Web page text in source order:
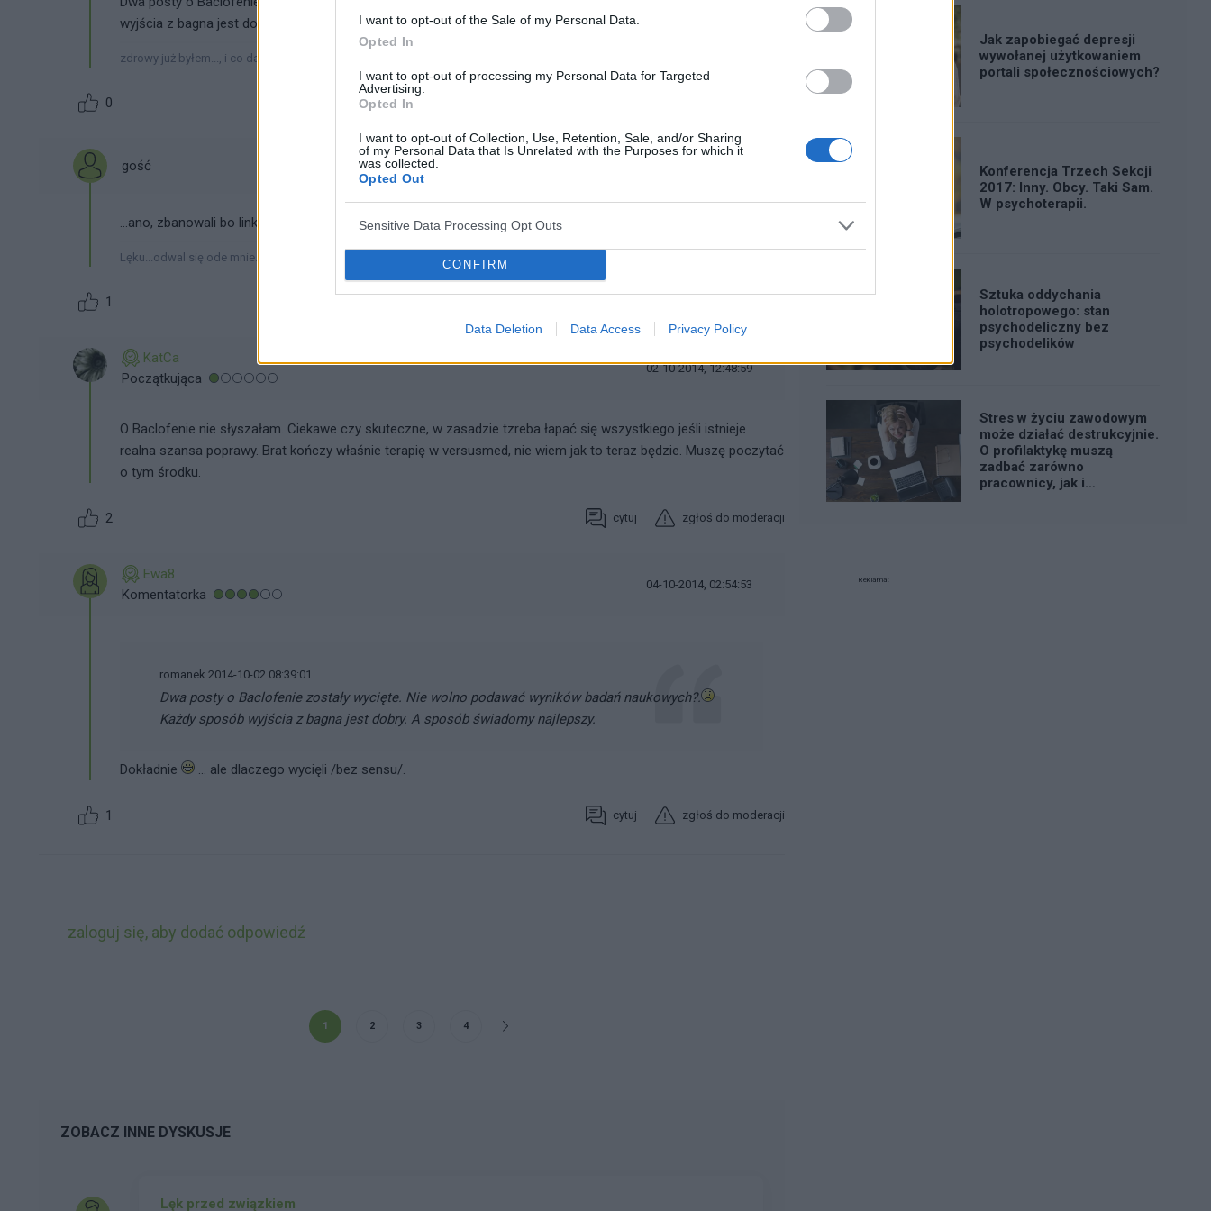
I want to opt-out of the Sale of my Personal Data.
Opted In
I want to opt-out of processing my Personal Data for Targeted
Advertising.
Opted In
I want to opt-out of Collection, Use, Retention, Sale, and/or Sharing
of my Personal Data that Is Unrelated with the Purposes for which it
was collected.
Opted Out
Sensitive Data Processing Opt Outs
CONFIRM
Data Deletion Data Access Privacy Policy
wyjścia z bagna jest dobry. A sposób świadomy najlepszy.
zdrowy już byłem..., i co dalej?. :-)
0
gość
...ano, zbanowali bo linki pewnie były, trzeba swoimi słowami pisać, to nie zablokują.
Lęku...odwal się ode mnie.
1
KatCa
Początkująca
02-10-2014, 12:48:59
O Baclofenie nie słyszałam. Ciekawe czy skuteczne, w zasadzie tzreba łapać się wszystkiego jeśli istnieje
realna szansa poprawy. Brat kończy właśnie terapię w versusmed, nie wiem jak to teraz będzie. Muszę poczytać
o tym środku.
2 cytuj zgłoś do moderacji
Ewa8
Komentatorka
04-10-2014, 02:54:53
romanek 2014-10-02 08:39:01
Dwa posty o Baclofenie zostały wycięte. Nie wolno podawać wyników badań naukowych?.
Każdy sposób wyjścia z bagna jest dobry. A sposób świadomy najlepszy.
Dokładnie ... ale dlaczego wycięli /bez sensu/.
1 cytuj zgłoś do moderacji
zaloguj się, aby dodać odpowiedź
1 2 3 4
ZOBACZ INNE DYSKUSJE
Lęk przed związkiem
Jak zapobiegać depresji
wywołanej użytkowaniem
portali społecznościowych?
Konferencja Trzech Sekcji
2017: Inny. Obcy. Taki Sam.
W psychoterapii.
Sztuka oddychania
holotropowego: stan
psychodeliczny bez
psychodelików
Stres w życiu zawodowym
może działać destrukcyjnie.
O profilaktykę muszą
zadbać zarówno
pracownicy, jak i
Reklama: